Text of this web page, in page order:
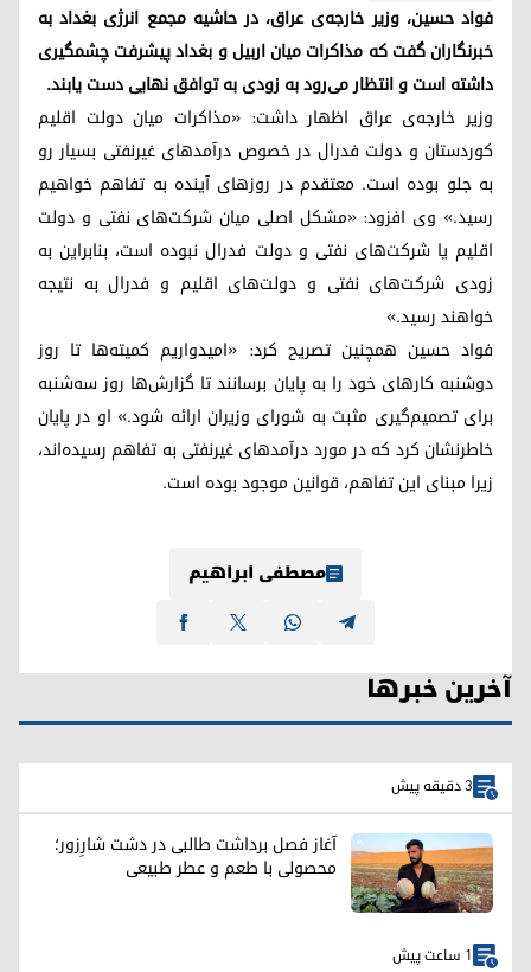
فواد حسین، وزیر خارجه‌ی عراق، در حاشیه مجمع انرژی بغداد به
خبرنگاران گفت که مذاکرات میان اربیل و بغداد پیشرفت چشمگیری
داشته است و انتظار می‌رود به زودی به توافق نهایی دست یابند.
وزیر خارجه‌ی عراق اظهار داشت: «مذاکرات میان دولت اقلیم
کوردستان و دولت فدرال در خصوص درآمدهای غیرنفتی بسیار رو
به جلو بوده است. معتقدم در روزهای آینده به تفاهم خواهیم
رسید.» وی افزود: «مشکل اصلی میان شرکت‌های نفتی و دولت
اقلیم یا شرکت‌های نفتی و دولت فدرال نبوده است، بنابراین به
زودی شرکت‌های نفتی و دولت‌های اقلیم و فدرال به نتیجه
خواهند رسید.»
فواد حسین همچنین تصریح کرد: «امیدواریم کمیته‌ها تا روز
دوشنبه کارهای خود را به پایان برسانند تا گزارش‌ها روز سه‌شنبه
برای تصمیم‌گیری مثبت به شورای وزیران ارائه شود.» او در پایان
خاطرنشان کرد که در مورد درآمدهای غیرنفتی به تفاهم رسیده‌اند،
زیرا مبنای این تفاهم، قوانین موجود بوده است.
مصطفی ابراهیم
آخرین خبرها
3 دقیقه پیش
آغاز فصل برداشت طالبی در دشت شارِزور؛
محصولی با طعم و عطر طبیعی
1 ساعت پیش